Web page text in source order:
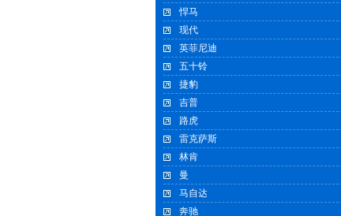
悍马
现代
英菲尼迪
五十铃
捷豹
吉普
路虎
雷克萨斯
林肯
曼
马自达
奔驰